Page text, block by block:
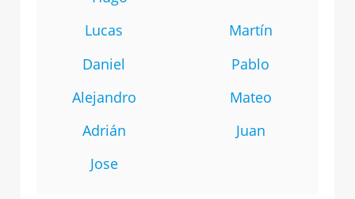
Lucas
Martín
Daniel
Pablo
Alejandro
Mateo
Adrián
Juan
Jose